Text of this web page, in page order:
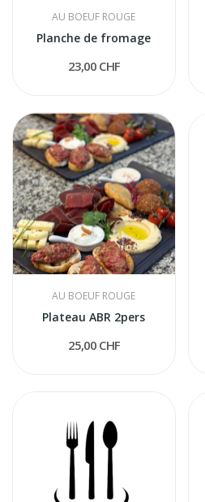
AU BOEUF ROUGE
Planche de fromage
23,00 CHF
AU BOEUF ROUGE
Plateau ABR 2pers
25,00 CHF